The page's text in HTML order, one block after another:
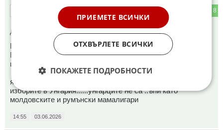
8
До коментар
Виктор и ученика му Петер скалъпиха "загубата" на
Виктор......
и пуснаха урсулите и каите по пързалката
язък за мангизите дето ги хвърлиха да манипулират
изборите в Унгария......унгарците не са ..ъпи като
молдовските и румънски мамалигари
14:55 03.06.2026
ПРИЕМЕТЕ ВСИЧКИ
ОТХВЪРЛЕТЕ ВСИЧКИ
ПОКАЖЕТЕ ПОДРОБНОСТИ